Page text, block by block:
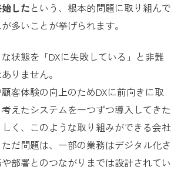
したという、根本的問題に取り組んで
多いことが挙げられます。
状態を「DXに失敗している」と非難
りません。
客体験の向上のためDXに前向きに取
えたシステムを一つずつ導入してきた
く、このような取り組みができる会社
だ問題は、一部の業務はデジタル化さ
部署とのつながりまでは設計されてい